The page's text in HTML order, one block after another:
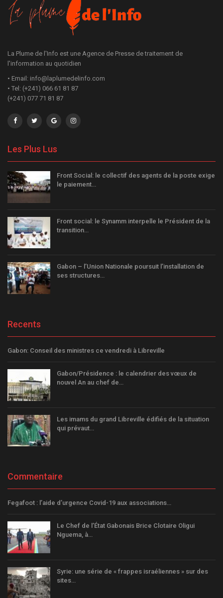
La Plume de l'Info est une Agence de Presse de traitement de
l'information au quotidien
• Email: info@laplumedelinfo.com
• Tel: (+241) 066 61 81 87
(+241) 077 71 81 87
Les Plus Lus
Front Social: le collectif des agents de la poste exige
le paiement…
Front social: le Synamm interpelle le Président de la
transition…
Gabon – l’Union Nationale poursuit l’installation de
ses structures…
Recents
Gabon: Conseil des ministres ce vendredi à Libreville
Gabon/Présidence : le calendrier des vœux de
nouvel An au chef de…
Les imams du grand Libreville édifiés de la situation
qui prévaut…
Commentaire
Fegafoot : l’aide d’urgence Covid-19 aux associations…
Le Chef de l’État Gabonais Brice Clotaire Oligui
Nguema, à…
Syrie: une série de « frappes israéliennes » sur des
sites…